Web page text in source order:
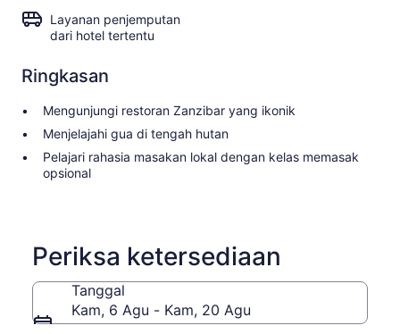
Layanan penjemputan
dari hotel tertentu
Ringkasan
Mengunjungi restoran Zanzibar yang ikonik
Menjelajahi gua di tengah hutan
Pelajari rahasia masakan lokal dengan kelas memasak
opsional
Periksa ketersediaan
Tanggal
Kam, 6 Agu - Kam, 20 Agu